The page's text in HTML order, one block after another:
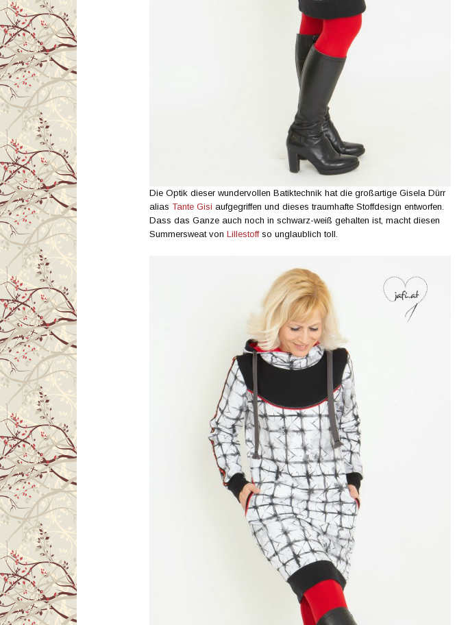
Die Optik dieser wundervollen Batiktechnik hat die großartige Gisela Dürr
alias Tante Gisi aufgegriffen und dieses traumhafte Stoffdesign entworfen.
Dass das Ganze auch noch in schwarz-weiß gehalten ist, macht diesen
Summersweat von Lillestoffso unglaublich toll.